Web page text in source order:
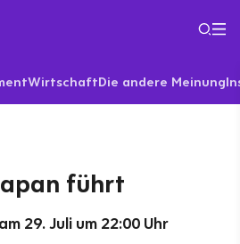
WirtschaftDie andere Meinung
führt
29. Juli um 22:00 Uhr